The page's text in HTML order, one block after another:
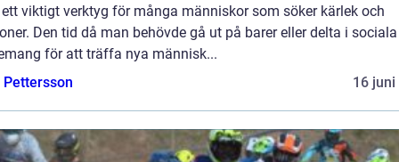
viktigt verktyg för många människor som söker kärlek och
Den tid då man behövde gå ut på barer eller delta i sociala
för att träffa nya människ...
16 juni